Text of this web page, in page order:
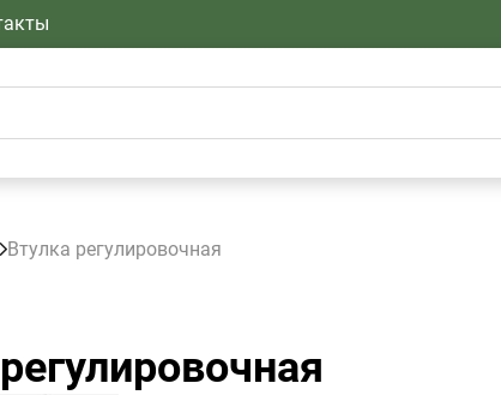
Втулка регулировочная